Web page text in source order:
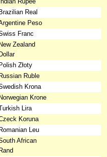
Brazilian Real
Peso
Franc
New Zealand
Dollar
Polish Złoty
Russian Ruble
Krona
Norwegian Krone
Lira
Koruna
Romanian Leu
African
Rand